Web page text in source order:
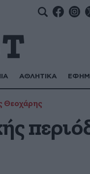
ΑΘΛΗΤΙΚΑ
Θεοχάρης